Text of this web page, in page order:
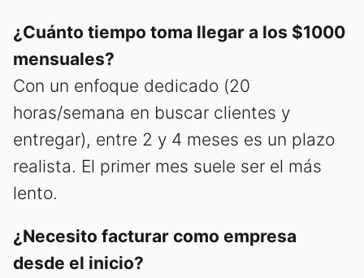
¿Cuánto tiempo toma llegar a los $1000
mensuales?
Con un enfoque dedicado (20
horas/semana en buscar clientes y
entregar), entre 2 y 4 meses es un plazo
realista. El primer mes suele ser el más
lento.
¿Necesito facturar como empresa
desde el inicio?